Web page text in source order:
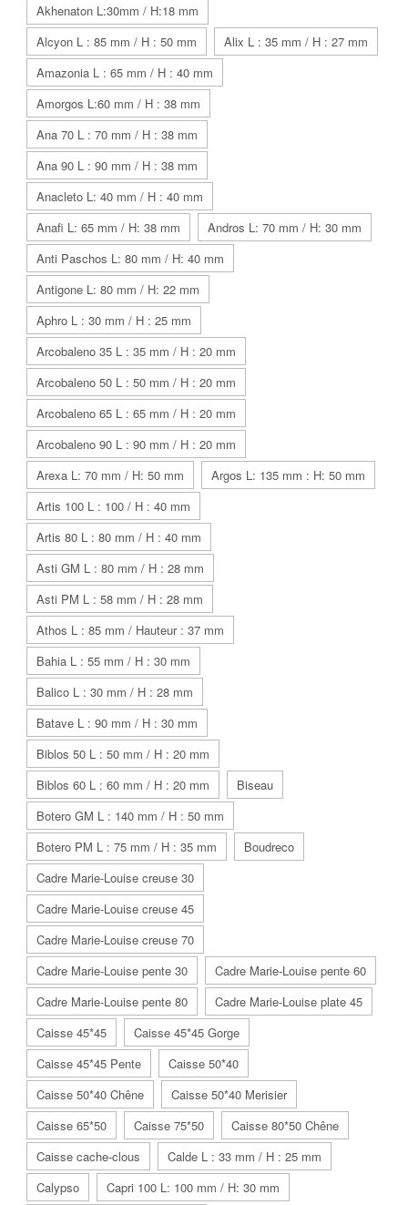
Akhenaton L:30mm / H:18 mm
Alcyon L : 85 mm / H : 50 mm
Alix L : 35 mm / H : 27 mm
Amazonia L : 65 mm / H : 40 mm
Amorgos L:60 mm / H : 38 mm
Ana 70 L : 70 mm / H : 38 mm
Ana 90 L : 90 mm / H : 38 mm
Anacleto L: 40 mm / H : 40 mm
Anafi L: 65 mm / H: 38 mm
Andros L: 70 mm / H: 30 mm
Anti Paschos L: 80 mm / H: 40 mm
Antigone L: 80 mm / H: 22 mm
Aphro L : 30 mm / H : 25 mm
Arcobaleno 35 L : 35 mm / H : 20 mm
Arcobaleno 50 L : 50 mm / H : 20 mm
Arcobaleno 65 L : 65 mm / H : 20 mm
Arcobaleno 90 L : 90 mm / H : 20 mm
Arexa L: 70 mm / H: 50 mm
Argos L: 135 mm : H: 50 mm
Artis 100 L : 100 / H : 40 mm
Artis 80 L : 80 mm / H : 40 mm
Asti GM L : 80 mm / H : 28 mm
Asti PM L : 58 mm / H : 28 mm
Athos L : 85 mm / Hauteur : 37 mm
Bahia L : 55 mm / H : 30 mm
Balico L : 30 mm / H : 28 mm
Batave L : 90 mm / H : 30 mm
Biblos 50 L : 50 mm / H : 20 mm
Biblos 60 L : 60 mm / H : 20 mm
Biseau
Botero GM L : 140 mm / H : 50 mm
Botero PM L : 75 mm / H : 35 mm
Boudreco
Cadre Marie-Louise creuse 30
Cadre Marie-Louise creuse 45
Cadre Marie-Louise creuse 70
Cadre Marie-Louise pente 30
Cadre Marie-Louise pente 60
Cadre Marie-Louise pente 80
Cadre Marie-Louise plate 45
Caisse 45*45
Caisse 45*45 Gorge
Caisse 45*45 Pente
Caisse 50*40
Caisse 50*40 Chêne
Caisse 50*40 Merisier
Caisse 65*50
Caisse 75*50
Caisse 80*50 Chêne
Caisse cache-clous
Calde L : 33 mm / H : 25 mm
Calypso
Capri 100 L: 100 mm / H: 30 mm